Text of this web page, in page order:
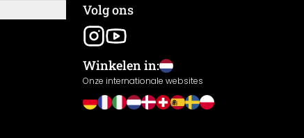
Volg ons
Winkelen in:
Onze internationale websites